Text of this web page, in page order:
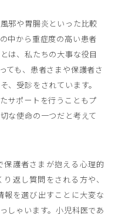
邪や胃腸炎といった比較
中から重症度の高い患者
は、私たちの大事な役目
ても、患者さまや保護者さ
、受診をされています。
サポートを行うこともプ
な使命の一つだと考えて
保護者さまが抱える心理的
返し質問をされる方や、
を選び出すことに大変な
しゃいます。小児科医であ